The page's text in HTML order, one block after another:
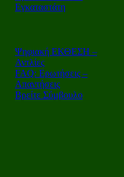
Εγκαταστάτη
Ψηφιακή ΕΚΘΕΣΗ –
Αντλίες
FAQ: Ερωτήσεις –
Απαντήσεις
Βρείτε Σύμβουλο